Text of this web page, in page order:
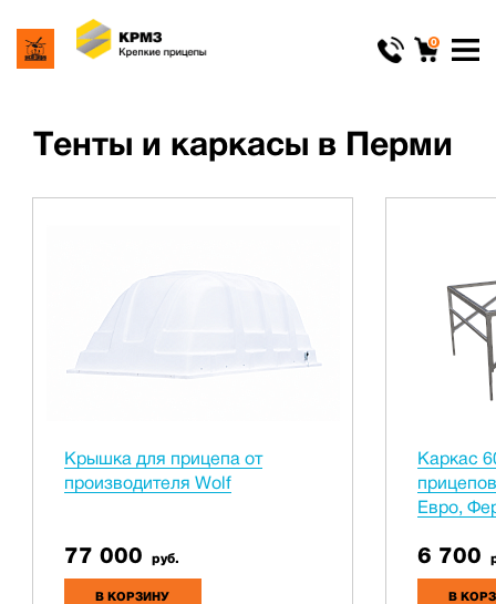
0
Тенты и каркасы в Перми
Крышка для прицепа от
производителя Wolf
77 000 руб.
В КОРЗИНУ
Каркас
Евро,
6 700
В